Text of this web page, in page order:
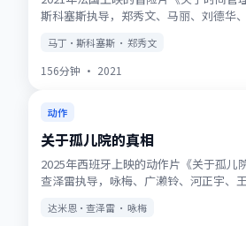
斯科塞斯执导，郑秀文、马丽、刘德华
节与人物刻画的观众收藏观看。
马丁·斯科塞斯 · 郑秀文
156分钟 · 2021
趋势
动作
关于孤儿院的真相
2025年西班牙上映的动作片《关于孤儿
查泽雷执导，咏梅、广濑铃、河正宇、
蛋值得留意，与世界观其他作品存在联动
达米恩·查泽雷 · 咏梅